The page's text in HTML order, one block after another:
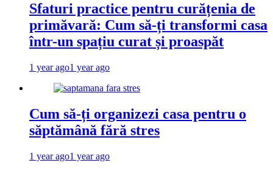
Sfaturi practice pentru curățenia de
primăvară: Cum să-ți transformi casa
într-un spațiu curat și proaspăt
1 year ago1 year ago
Cum să-ți organizezi casa pentru o
săptămână fără stres
1 year ago1 year ago